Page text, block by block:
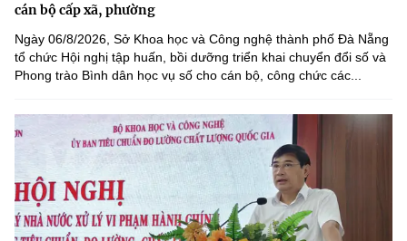
cán bộ cấp xã, phường
Ngày 06/8/2026, Sở Khoa học và Công nghệ thành phố Đà Nẵng
tổ chức Hội nghị tập huấn, bồi dưỡng triển khai chuyển đổi số và
Phong trào Bình dân học vụ số cho cán bộ, công chức các...